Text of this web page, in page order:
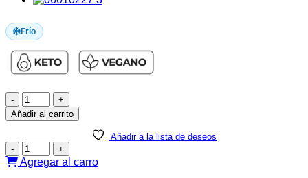
Frío
Pan
de
Molde
Keto,
Proteico
Añadir al carrito
Añadir a la lista de deseos
Pan
de
Molde
Agregar al carro